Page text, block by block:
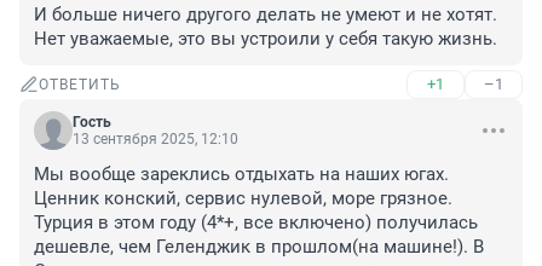
И больше ничего другого делать не умеют и не хотят.
Нет уважаемые, это вы устроили у себя такую жизнь.
ОТВЕТИТЬ +1 –1
Гость
13 сентября 2025, 12:10
Мы вообще зареклись отдыхать на наших югах.
Ценник конский, сервис нулевой, море грязное.
Турция в этом году (4*+, все включено) получилась
дешевле, чем Геленджик в прошлом(на машине!). В